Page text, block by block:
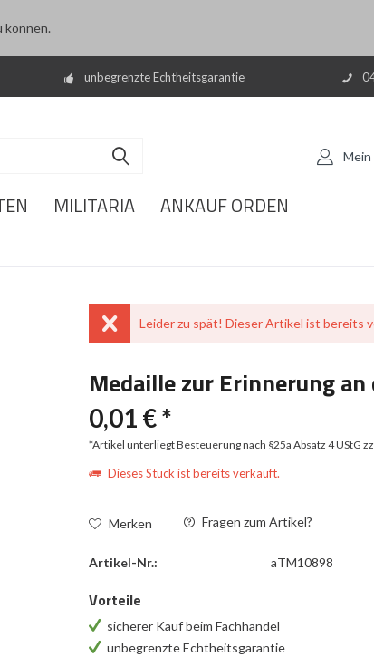
können.
unbegrenzte Echtheitsgarantie
MILITARIA ANKAUF ORDEN
Leider zu spät! Dieser Artikel ist bereits
Medaille zur Erinnerung
0,01 € *
*Artikel unterliegt Besteuerung nach §25a Absatz 4 UStG
Dieses Stück ist bereits verkauft.
Merken Fragen zum Artikel?
Artikel-Nr.: aTM10898
Vorteile
sicherer Kauf beim Fachhandel
unbegrenzte Echtheitsgarantie